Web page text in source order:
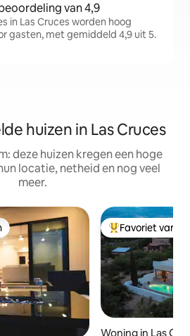
van 4,9
in Las Cruces worden hoog
gasten, met gemiddeld 4,9 uit 5.
huizen in Las Cruces
deze huizen kregen een hoge
locatie, netheid en nog veel
meer.
Topfavoriet van
Favoriet van
Woning in Las